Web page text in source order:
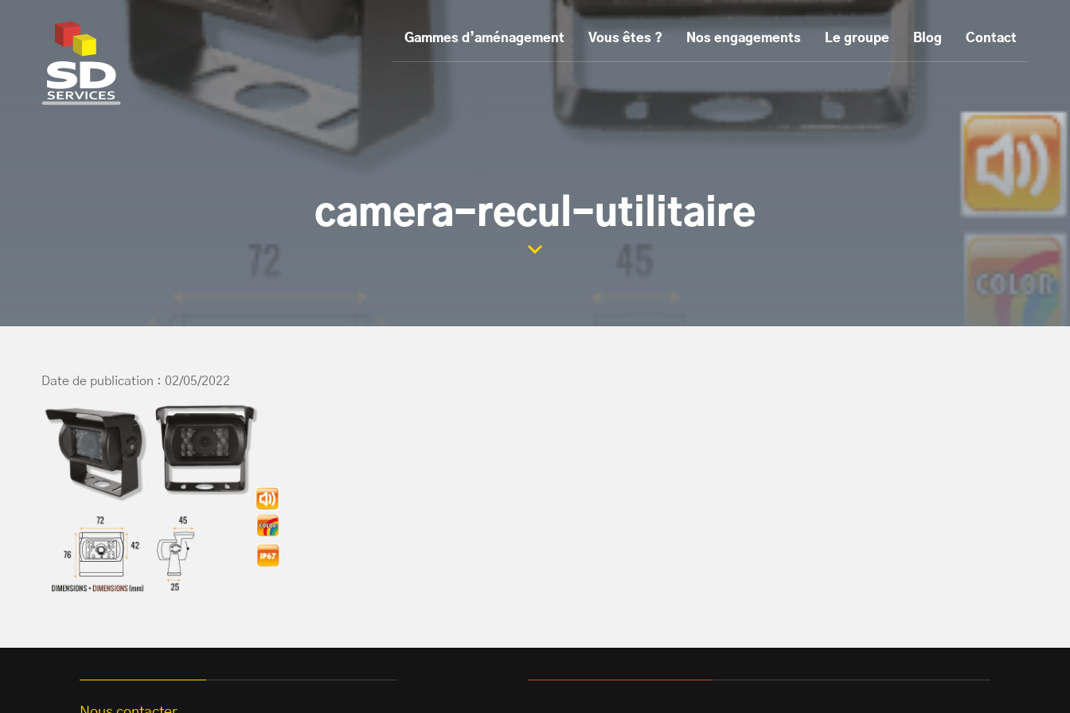
SD Services
Gammes d’aménagement Vous êtes ? Nos engagements Le groupe Blog Contact
camera-recul-utilitaire
Date de publication : 02/05/2022